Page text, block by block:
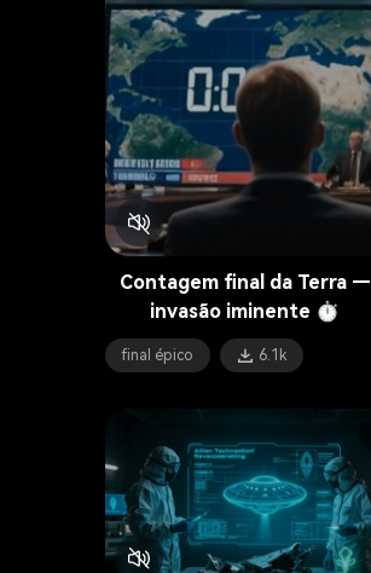
Contagem final da Terra —
invasão iminente ⏱️
final épico 6.1k